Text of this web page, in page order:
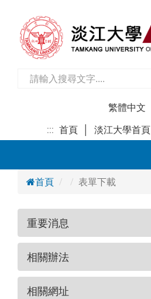
繁體中文
::: 首頁 淡江大學首頁
首頁 表單下載
重要消息
相關辦法
相關網址